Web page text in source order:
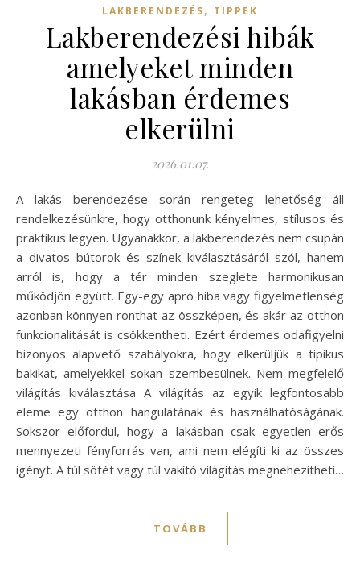
LAKBERENDEZÉS, TIPPEK
Lakberendezési hibák
amelyeket minden
lakásban érdemes
elkerülni
2026.01.07.
A lakás berendezése során rengeteg lehetőség áll
rendelkezésünkre, hogy otthonunk kényelmes, stílusos és
praktikus legyen. Ugyanakkor, a lakberendezés nem csupán
a divatos bútorok és színek kiválasztásáról szól, hanem
arról is, hogy a tér minden szeglete harmonikusan
működjön együtt. Egy-egy apró hiba vagy figyelmetlenség
azonban könnyen ronthat az összképen, és akár az otthon
funkcionalitását is csökkentheti. Ezért érdemes odafigyelni
bizonyos alapvető szabályokra, hogy elkerüljük a tipikus
bakikat, amelyekkel sokan szembesülnek. Nem megfelelő
világítás kiválasztása A világítás az egyik legfontosabb
eleme egy otthon hangulatának és használhatóságának.
Sokszor előfordul, hogy a lakásban csak egyetlen erős
mennyezeti fényforrás van, ami nem elégíti ki az összes
igényt. A túl sötét vagy túl vakító világítás megnehezítheti…
TOVÁBB